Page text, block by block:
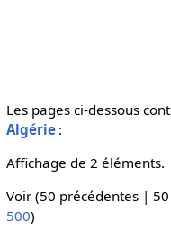
Les pages ci-dessous
Algérie:
Affichage de 2 éléments.
Voir (50 précédentes|
500)